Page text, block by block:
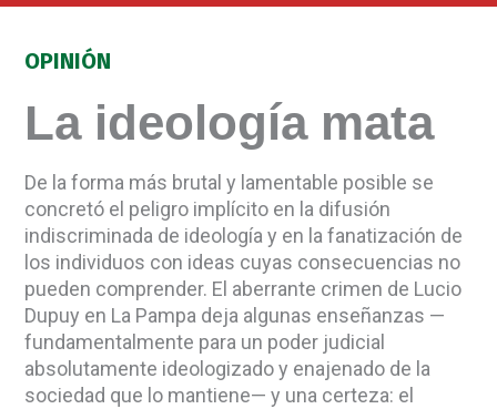
OPINIÓN
La ideología mata
De la forma más brutal y lamentable posible se
concretó el peligro implícito en la difusión
indiscriminada de ideología y en la fanatización de
los individuos con ideas cuyas consecuencias no
pueden comprender. El aberrante crimen de Lucio
Dupuy en La Pampa deja algunas enseñanzas —
fundamentalmente para un poder judicial
absolutamente ideologizado y enajenado de la
sociedad que lo mantiene— y una certeza: el